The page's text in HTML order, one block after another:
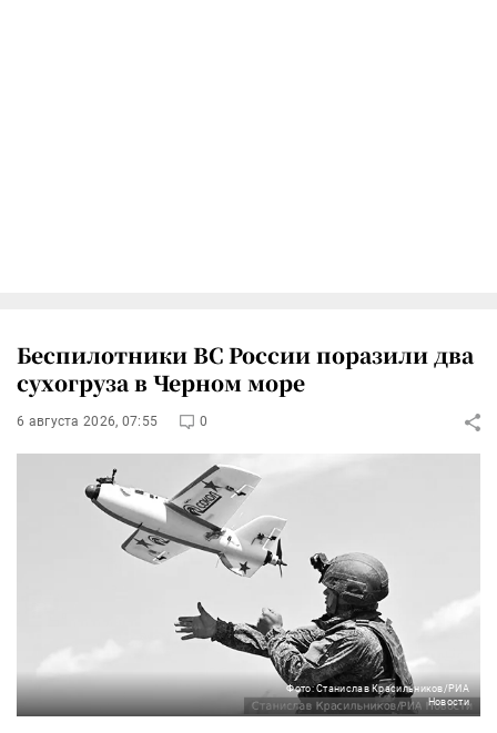
Беспилотники ВС России поразили два
сухогруза в Черном море
6 августа 2026, 07:55 0
Фото: Станислав Красильников/РИА
Новости